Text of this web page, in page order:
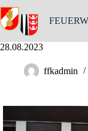
Skip
to
content
28.08.2023
ffkadmin